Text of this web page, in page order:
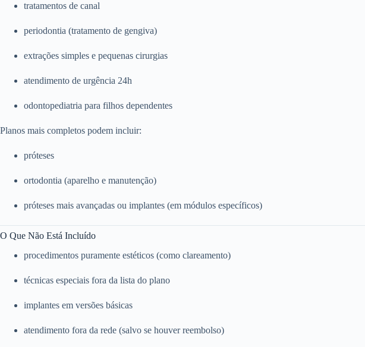
tratamentos de canal
periodontia (tratamento de gengiva)
extrações simples e pequenas cirurgias
atendimento de urgência 24h
odontopediatria para filhos dependentes
Planos mais completos podem incluir:
próteses
ortodontia (aparelho e manutenção)
próteses mais avançadas ou implantes (em módulos específicos)
O Que Não Está Incluído
procedimentos puramente estéticos (como clareamento)
técnicas especiais fora da lista do plano
implantes em versões básicas
atendimento fora da rede (salvo se houver reembolso)